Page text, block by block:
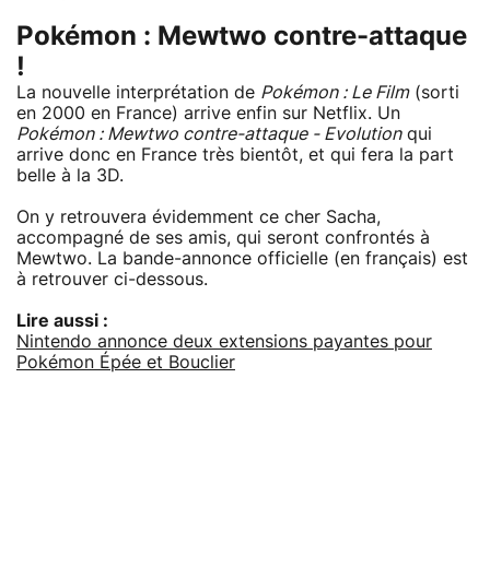
Pokémon : Mewtwo contre-attaque
!
La nouvelle interprétation de Pokémon : Le Film(sorti
en 2000 en France) arrive enfin sur Netflix. Un
Pokémon : Mewtwo contre-attaque - Evolutionqui
arrive donc en France très bientôt, et qui fera la part
belle à la 3D.
On y retrouvera évidemment ce cher Sacha,
accompagné de ses amis, qui seront confrontés à
Mewtwo. La bande-annonce officielle (en français) est
à retrouver ci-dessous.
Lire aussi :
Nintendo annonce deux extensions payantes pour
Pokémon Épée et Bouclier